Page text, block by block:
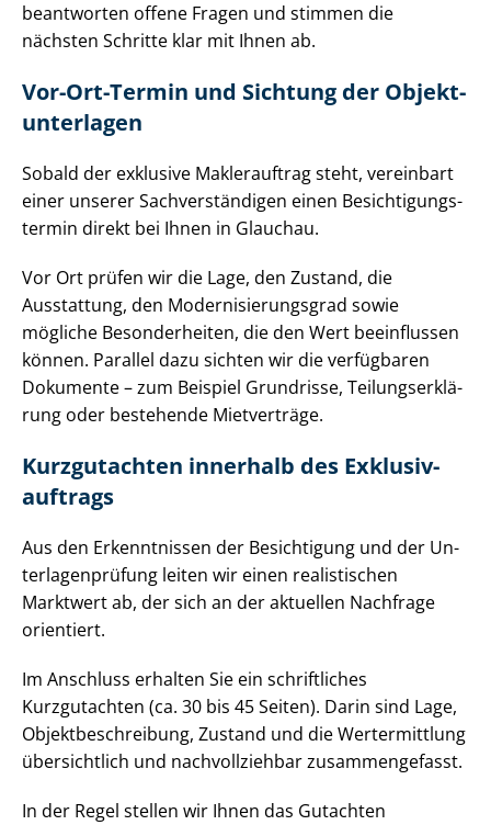
beantworten offene Fragen und stimmen die
nächsten Schritte klar mit Ihnen ab.
Vor-Ort-Termin und Sichtung der Ob­jekt­
un­ter­la­gen
Sobald der exklusive Maklerauftrag steht, vereinbart
einer unserer Sach­ver­stän­di­gen einen Be­sich­ti­gungs­
ter­min direkt bei Ihnen in Glauchau.
Vor Ort prüfen wir die Lage, den Zustand, die
Ausstattung, den Mo­der­ni­sie­rungs­grad sowie
mögliche Besonderheiten, die den Wert beeinflussen
können. Parallel dazu sichten wir die verfügbaren
Dokumente – zum Beispiel Grundrisse, Tei­lungs­er­klä­
rung oder bestehende Mietverträge.
Kurzgutachten innerhalb des Ex­klu­siv­
auf­trags
Aus den Erkenntnissen der Besichtigung und der Un­
ter­la­gen­prü­fung leiten wir einen realistischen
Marktwert ab, der sich an der aktuellen Nachfrage
orientiert.
Im Anschluss erhalten Sie ein schriftliches
Kurzgutachten (ca. 30 bis 45 Seiten). Darin sind Lage,
Ob­jekt­be­schrei­bung, Zustand und die Wertermittlung
übersichtlich und nachvollziehbar zusammengefasst.
In der Regel stellen wir Ihnen das Gutachten